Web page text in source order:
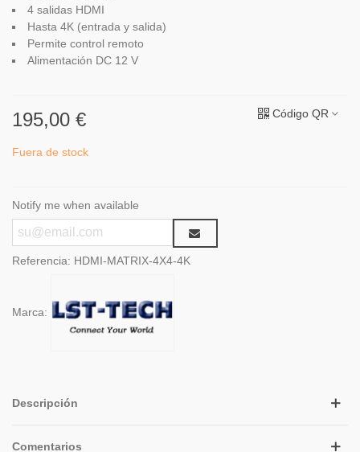
4 salidas HDMI
Hasta 4K (entrada y salida)
Permite control remoto
Alimentación DC 12 V
195,00 € Código QR
Fuera de stock
Notify me when available
Referencia: HDMI-MATRIX-4X4-4K
Marca:
Descripción
Comentarios